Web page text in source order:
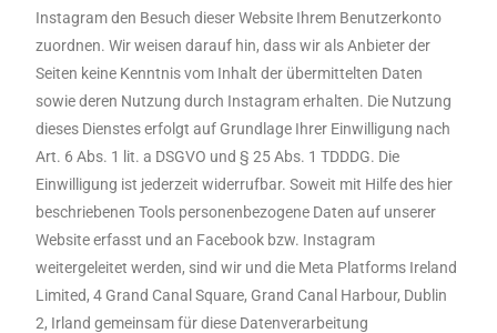
Instagram den Besuch dieser Website Ihrem Benutzerkonto
zuordnen. Wir weisen darauf hin, dass wir als Anbieter der
Seiten keine Kenntnis vom Inhalt der übermittelten Daten
sowie deren Nutzung durch Instagram erhalten. Die Nutzung
dieses Dienstes erfolgt auf Grundlage Ihrer Einwilligung nach
Art. 6 Abs. 1 lit. a DSGVO und § 25 Abs. 1 TDDDG. Die
Einwilligung ist jederzeit widerrufbar. Soweit mit Hilfe des hier
beschriebenen Tools personenbezogene Daten auf unserer
Website erfasst und an Facebook bzw. Instagram
weitergeleitet werden, sind wir und die Meta Platforms Ireland
Limited, 4 Grand Canal Square, Grand Canal Harbour, Dublin
2, Irland gemeinsam für diese Datenverarbeitung